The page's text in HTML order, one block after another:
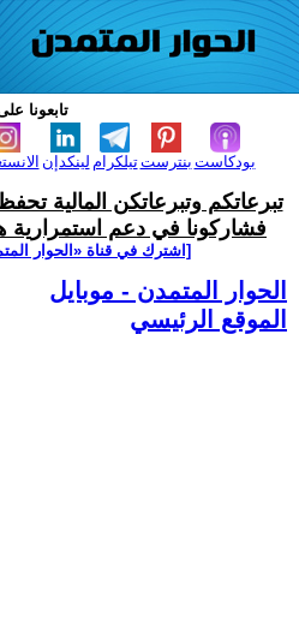
تابعونا
لينكدإن تيلكرامبنترست بودكاست
تبرعاتكم وتبرعاتكن المالية
فشاركونا في دعم استمرارية
[اشترك في قناة ‫«الحوار
الحوار المتمدن - موبايل
الموقع الرئيسي